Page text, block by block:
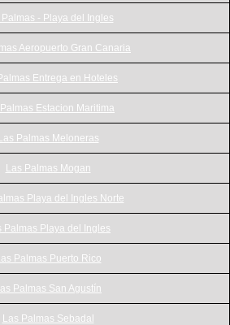
Palmas - Playa del Ingles
Aeropuerto Gran Canaria
Entrega en Hoteles
Estacion Maritima
Palmas Meloneras
Las Palmas Mogan
Playa del Ingles Norte
Palmas Playa del Ingles
Palmas Puerto Rico
Palmas San Agustín
Las Palmas Sebadal